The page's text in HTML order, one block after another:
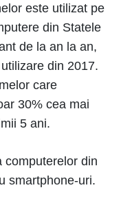
este utilizat pe
din Statele
de la an la an,
din 2017.
care
30% cea mai
5 ani.
computerelor din
smartphone-uri.